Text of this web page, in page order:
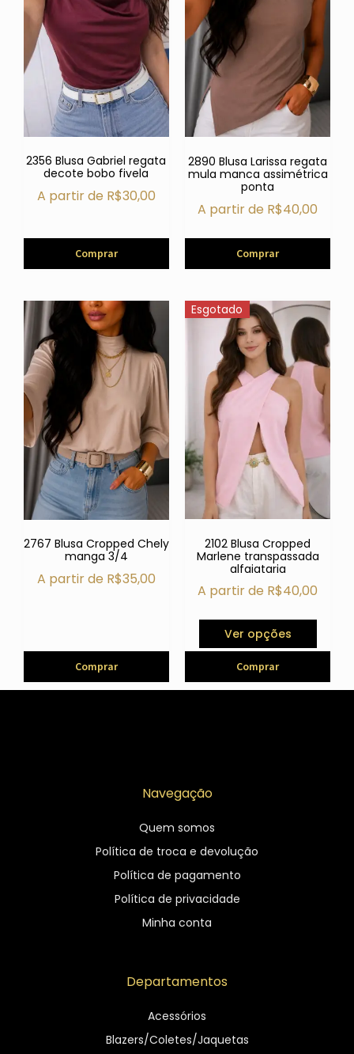
2356 Blusa Gabriel regata
decote bobo fivela
A partir de R$30,00
Comprar
2890 Blusa Larissa regata
mula manca assimétrica
ponta
A partir de R$40,00
Comprar
2767 Blusa Cropped Chely
manga 3/4
A partir de R$35,00
Comprar
Esgotado
2102 Blusa Cropped
Marlene transpassada
alfaiataria
A partir de R$40,00
Ver opções
Comprar
Navegação
Quem somos
Política de troca e devolução
Política de pagamento
Política de privacidade
Minha conta
Departamentos
Acessórios
Blazers/Coletes/Jaquetas